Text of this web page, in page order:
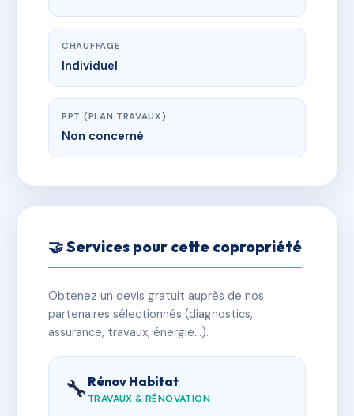
CHAUFFAGE
Individuel
PPT (PLAN TRAVAUX)
Non concerné
🤝 Services pour cette copropriété
Obtenez un devis gratuit auprès de nos
partenaires sélectionnés (diagnostics,
assurance, travaux, énergie…).
🔧 Rénov Habitat
TRAVAUX & RÉNOVATION